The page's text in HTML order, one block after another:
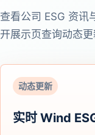
查看公司 ESG 资讯
开展示页查询动态更
动态更新
实时 Wind